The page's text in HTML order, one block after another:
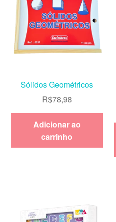
Sólidos Geométricos
R$78,98
Adicionar ao
carrinho